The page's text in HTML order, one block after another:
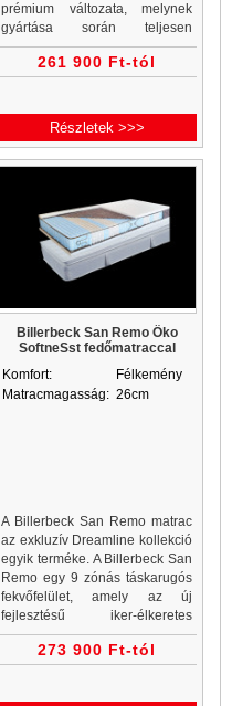
prémium változata, melynek
gyártása során teljesen
mellőzték a poliuretánt. A
kiemelt komfortérzetért a
261 900 Ft-tól
Részletek >>>
Billerbeck San Remo Öko
SoftneSst fedőmatraccal
Komfort:
Félkemény
Matracmagasság: 26cm
A Billerbeck San Remo matrac
az exkluzív Dreamline kollekció
egyik terméke. A Billerbeck San
Remo egy 9 zónás táskarugós
fekvőfelület, amely az új
fejlesztésű iker-élkeretes
ZeroPure matracok prémium
változata, melynek gyártása
273 900 Ft-tól